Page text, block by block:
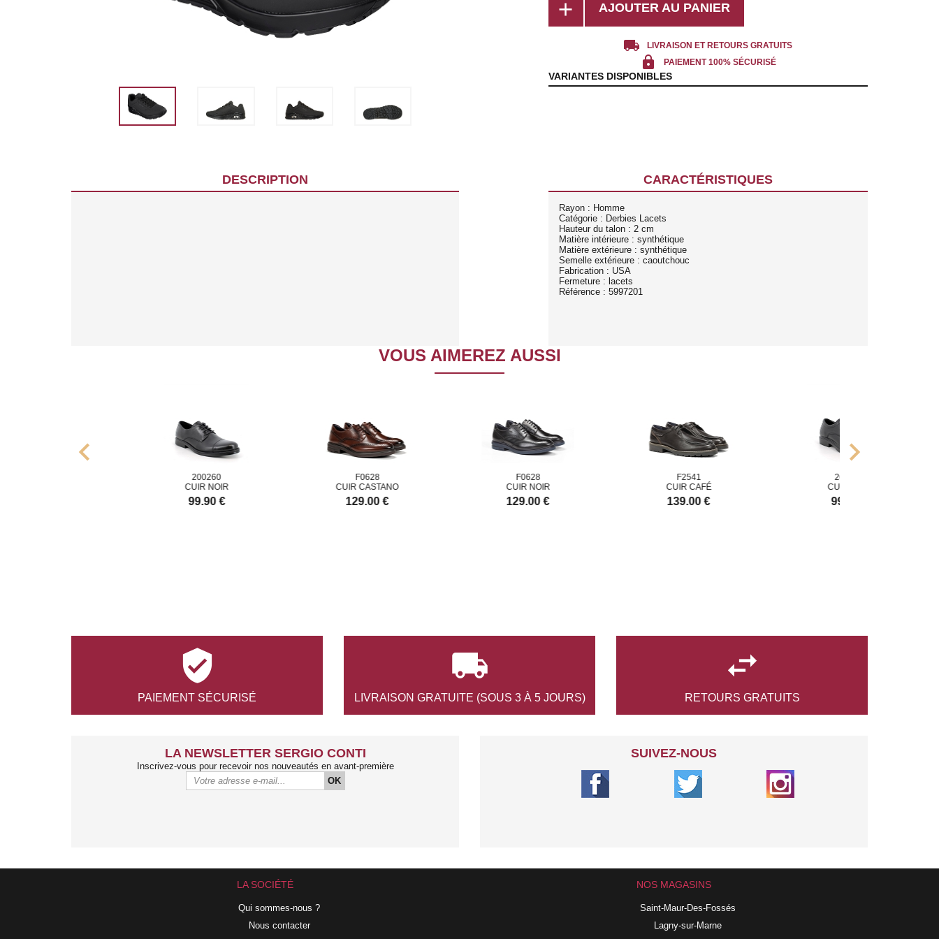
add AJOUTER AU PANIER
local_shipping LIVRAISON ET RETOURS GRATUITS
lock PAIEMENT 100% SÉCURISÉ
VARIANTES DISPONIBLES
DESCRIPTION CARACTÉRISTIQUES
Rayon : Homme
Catégorie : Derbies Lacets
Hauteur du talon : 2 cm
Matière intérieure : synthétique
Matière extérieure : synthétique
Semelle extérieure : caoutchouc
Fabrication : USA
Fermeture : lacets
Référence : 5997201
VOUS AIMEREZ AUSSI
CUIR NOIR
CUIR CASTANO
129.00 €
CUIR NOIR
129.00 €
CUIR CAFÉ
139.00 €
CUIR NOIR
chevron_left chevron_right

PAIEMENT SÉCURISÉ

LIVRAISON GRATUITE (SOUS 3 À 5 JOURS)

RETOURS GRATUITS
LA NEWSLETTER SERGIO CONTI
Inscrivez-vous pour recevoir nos nouveautés en avant-première
OK
SUIVEZ-NOUS
LA SOCIÉTÉ
Qui sommes-nous ?
Nous contacter
NOS MAGASINS
Saint-Maur-Des-Fossés
Lagny-sur-Marne